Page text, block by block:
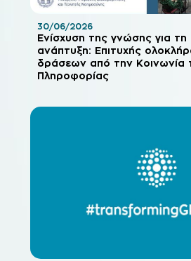
Ενίσχυση της γνώσης για τη
ανάπτυξη: Επιτυχής
δράσεων από την Κοινωνία
Πληροφορίας
30/06/2026